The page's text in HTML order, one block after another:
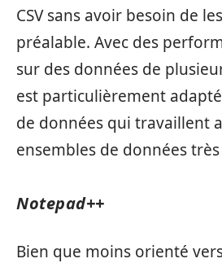
CSV sans avoir besoin de
préalable. Avec des
sur des données de
est particulièrement
de données qui travaillent
ensembles de données
Notepad++
Bien que moins orienté vers